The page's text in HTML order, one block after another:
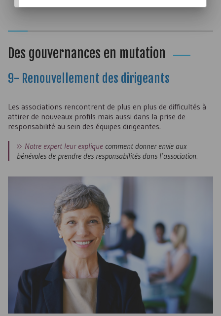
Des gouvernances en mutation
9- Renouvellement des dirigeants
Les associations rencontrent de plus en plus de difficultés à
attirer de nouveaux profils mais aussi dans la prise de
responsabilité au sein des équipes dirigeantes.
Notre expert leur explique comment donner envie aux
bénévoles de prendre des responsabilités dans l’association.